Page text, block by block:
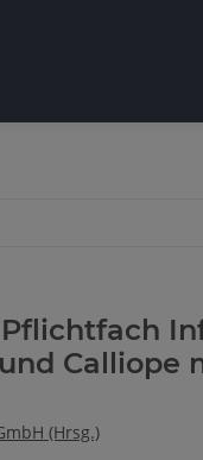
Pflichtfach
Calliope
(Hrsg.)